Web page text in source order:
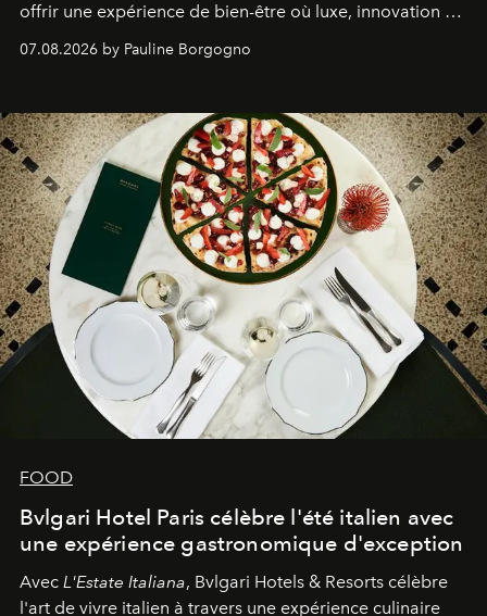
offrir une expérience de bien-être où luxe, innovation et
expertise se rencontrent.
07.08.2026 by Pauline Borgogno
FOOD
Bvlgari Hotel Paris célèbre l'été italien avec
une expérience gastronomique d'exception
Avec L'Estate Italiana, Bvlgari Hotels & Resorts célèbre
l'art de vivre italien à travers une expérience culinaire